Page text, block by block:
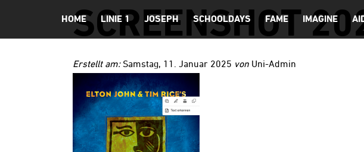
HOME LINIE 1 JOSEPH SCHOOLDAYS FAME IMAGINE
SCREENSHOT
Erstellt am:Samstag, 11. Januar 2025 von Uni-Admin